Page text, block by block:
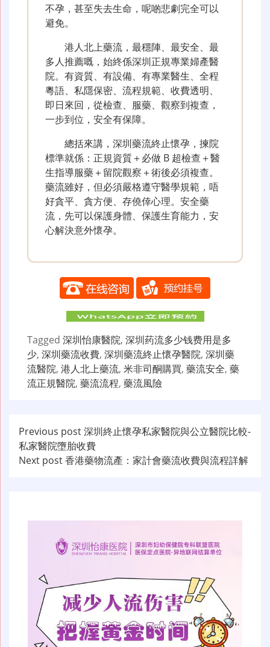
不孕，甚至失去生命，呢啲悲劇完全可以
避免。
港人北上藥流，最穩陣、最安全、最
多人推薦嘅，始終係深圳正規專業婦產醫
院。有資質、有設備、有專業醫生、全程
粵語、私隱保密、流程規範、收費透明、
即日來回，從檢查、服藥、觀察到複查，
一步到位，安全有保障。
總括來講，深圳藥流終止懷孕，揀院
標準就係：正規資質＋必做 B 超檢查＋醫
生指導服藥＋留院觀察＋術後必須複查。
藥流雖好，但必須嚴格遵守醫學規範，唔
好貪平、貪方便、存僥倖心理。安全藥
流，先可以保護身體、保護生育能力，安
心解決意外懷孕。
Tagged 深圳怡康醫院, 深圳药流多少钱费用是多
少, 深圳藥流收費, 深圳藥流終止懷孕醫院, 深圳藥
流醫院, 港人北上藥流, 米非司酮購買, 藥流安全, 藥
流正規醫院, 藥流流程, 藥流風險
文
章
Previous post深圳終止懷孕私家醫院與公立醫院比較-
私家醫院墮胎收費
Next post香港藥物流產：家計會藥流收費與流程詳解